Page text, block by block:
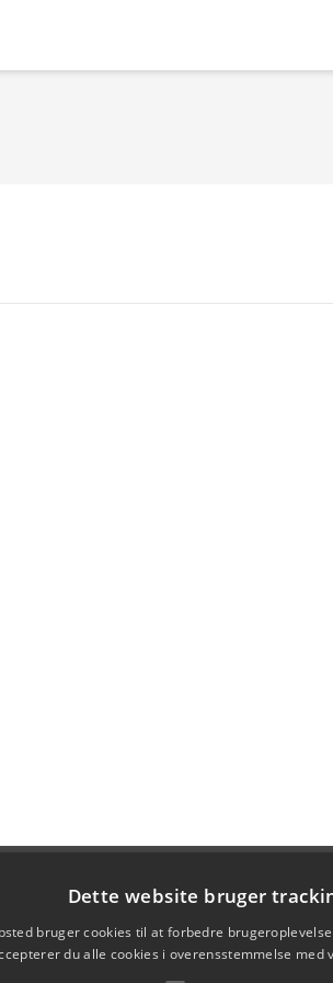
Dette website bruger
bruger cookies til at forbedre
du alle cookies i overensstemmelse med